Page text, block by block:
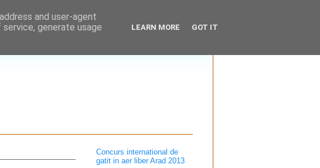
Concurs international de
gatit in aer liber Arad 2013
and user-agent
generate usage
LEARN MORE GOT IT